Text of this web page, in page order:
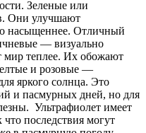
Зеленые или
Они улучшают
насыщеннее. Отличный
— визуально
мир теплее. Их обожают
и розовые —
яркого солнца. Это
и пасмурных дней, но для
Ультрафиолет имеет
что последствия могут